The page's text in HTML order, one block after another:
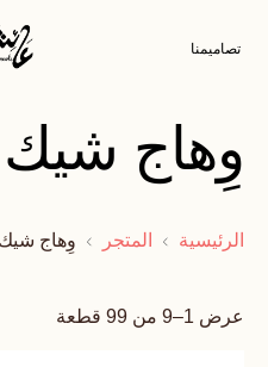
تصاميمنا
وِهاج شيك
الرئيسية المتجر وِهاج شيك
عرض 1–9 من 99 قطعة